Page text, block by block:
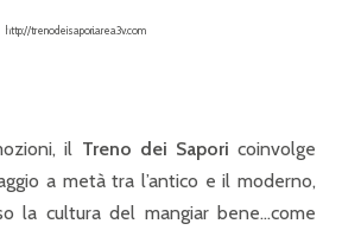
http://trenodeisapori.area3v.com
il Treno dei Sapori coinvolge
a metà tra l’antico e il moderno,
la cultura del mangiar bene…come